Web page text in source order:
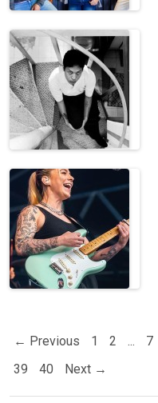
← Previous 1 2 ... 7
39
40 Next →